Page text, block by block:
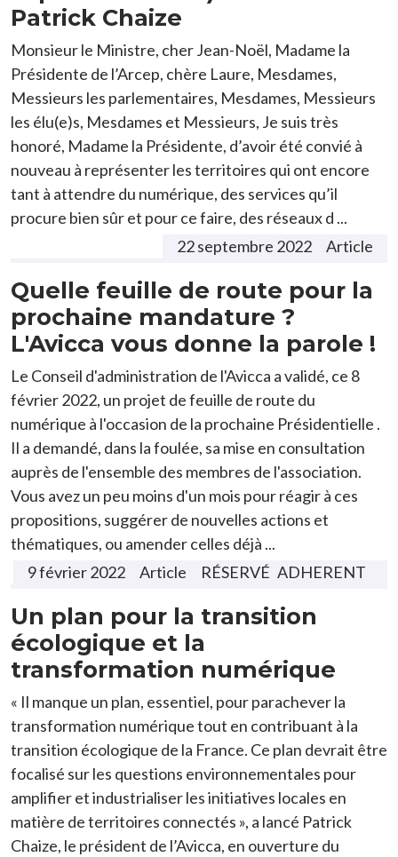
Patrick Chaize
Monsieur le Ministre, cher Jean-Noël, Madame la
Présidente de l’Arcep, chère Laure, Mesdames,
Messieurs les parlementaires, Mesdames, Messieurs
les élu(e)s, Mesdames et Messieurs, Je suis très
honoré, Madame la Présidente, d’avoir été convié à
nouveau à représenter les territoires qui ont encore
tant à attendre du numérique, des services qu’il
procure bien sûr et pour ce faire, des réseaux d ...
22 septembre 2022
Article
Quelle feuille de route pour la
prochaine mandature ?
L'Avicca vous donne la parole !
Le Conseil d'administration de l'Avicca a validé, ce 8
février 2022, un projet de feuille de route du
numérique à l'occasion de la prochaine Présidentielle .
Il a demandé, dans la foulée, sa mise en consultation
auprès de l'ensemble des membres de l'association.
Vous avez un peu moins d'un mois pour réagir à ces
propositions, suggérer de nouvelles actions et
thématiques, ou amender celles déjà ...
9 février 2022
Article ADHERENT
Un plan pour la transition
écologique et la
transformation numérique
« Il manque un plan, essentiel, pour parachever la
transformation numérique tout en contribuant à la
transition écologique de la France. Ce plan devrait être
focalisé sur les questions environnementales pour
amplifier et industrialiser les initiatives locales en
matière de territoires connectés », a lancé Patrick
Chaize, le président de l’Avicca, en ouverture du